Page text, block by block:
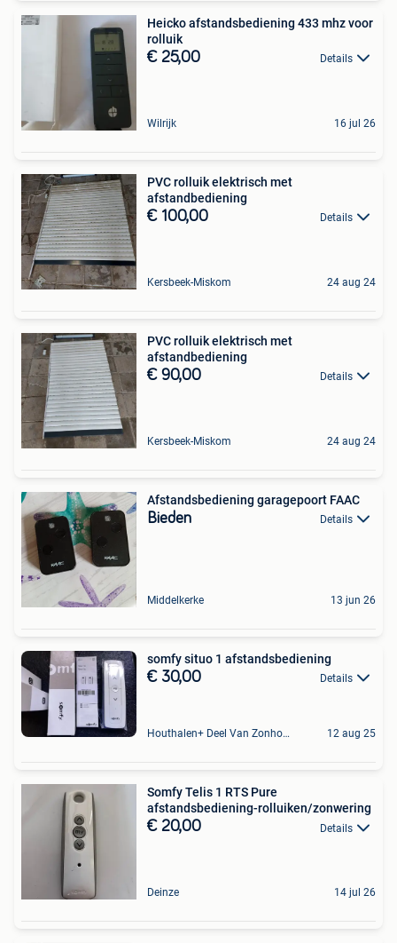
Heicko afstandsbediening 433 mhz voor
rolluik
€ 25,00 Details
Wilrijk 16 jul 26
PVC rolluik elektrisch met
afstandbediening
€ 100,00 Details
Kersbeek-Miskom 24 aug 24
PVC rolluik elektrisch met
afstandbediening
€ 90,00 Details
Kersbeek-Miskom 24 aug 24
Afstandsbediening garagepoort FAAC
Bieden Details
Middelkerke 13 jun 26
somfy situo 1 afstandsbediening
€ 30,00 Details
Houthalen+ Deel Van Zonhoven En Zolder 12 aug 25
Somfy Telis 1 RTS Pure
afstandsbediening-rolluiken/zonwering
€ 20,00 Details
Deinze 14 jul 26